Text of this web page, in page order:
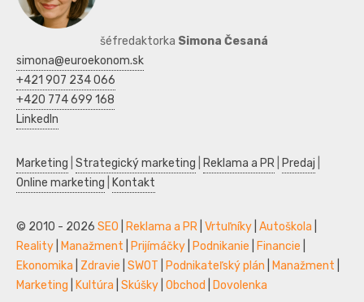
šéfredaktorka Simona Česaná
simona@euroekonom.sk
+421 907 234 066
+420 774 699 168
LinkedIn
Marketing Strategický marketing Reklama a PR Predaj
Online marketing
Kontakt
© 2010 - 2026 SEO Reklama a PR Vrtuľníky Autoškola
Reality
Manažment Prijímáčky Podnikanie Financie
Ekonomika
Zdravie SWOT Podnikateľský plán Manažment
Marketing
Kultúra Skúšky Obchod Dovolenka